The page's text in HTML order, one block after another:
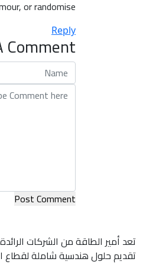
or randomise
Reply
Comment
Post Comment
تعد أمير الطاقة من الشركات
تقديم حلول هندسية شاملة لقطاع